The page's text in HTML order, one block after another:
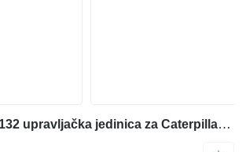
Caterpillar 4600132 upravljačka jedinica za Caterpillar 340 352 374 385 320F 330F 340F 312F 352F 313F 323F 325F 335F 316F 326F 336F 318F 349F 320D2 320D3 330D2 323D2 326D2 bagera